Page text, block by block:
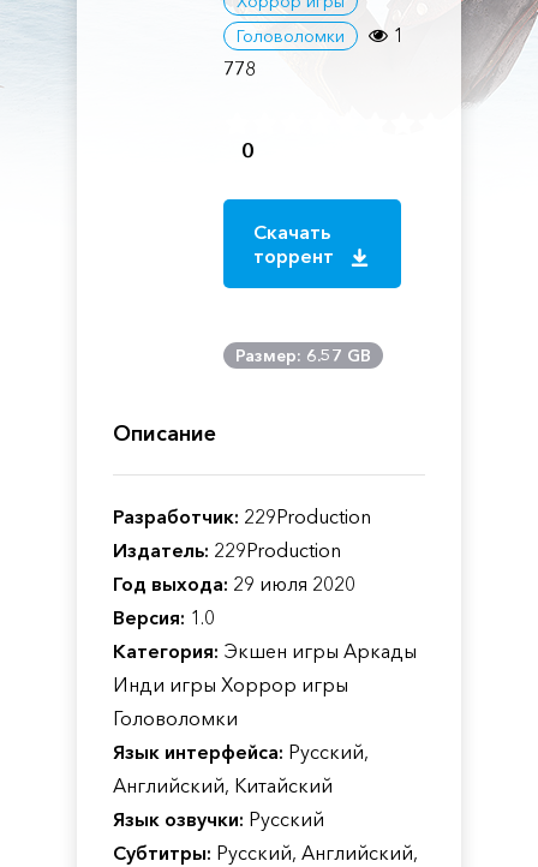
Головоломки
1
778
0
Скачать
торрент
Размер: 6.57 GB
Описание
Разработчик: 229Production
Издатель: 229Production
Год выхода: 29 июля 2020
Версия: 1.0
Категория: Экшен игры Аркады
Инди игры Хоррор игры
Головоломки
Язык интерфейса: Русский,
Английский, Китайский
Язык озвучки: Русский
Субтитры: Русский, Английский,